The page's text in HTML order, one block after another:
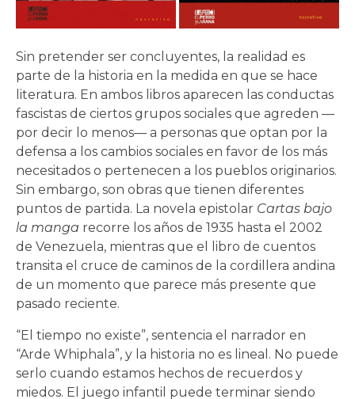
Sin pretender ser concluyentes, la realidad es
parte de la historia en la medida en que se hace
literatura. En ambos libros aparecen las conductas
fascistas de ciertos grupos sociales que agreden —
por decir lo menos— a personas que optan por la
defensa a los cambios sociales en favor de los más
necesitados o pertenecen a los pueblos originarios.
Sin embargo, son obras que tienen diferentes
puntos de partida. La novela epistolar Cartas bajo
la manga recorre los años de 1935 hasta el 2002
de Venezuela, mientras que el libro de cuentos
transita el cruce de caminos de la cordillera andina
de un momento que parece más presente que
pasado reciente.
“El tiempo no existe”, sentencia el narrador en
“Arde Whiphala”, y la historia no es lineal. No puede
serlo cuando estamos hechos de recuerdos y
miedos. El juego infantil puede terminar siendo